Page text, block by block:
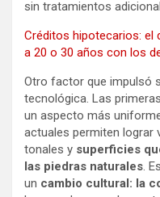
sin tratamientos
Créditos hipotecarios: el
a 20 o 30 años con los
Otro factor que impulsó
tecnológica. Las
un aspecto más
actuales permiten lograr
tonales y superficies
las piedras naturales.
un cambio cultural: la